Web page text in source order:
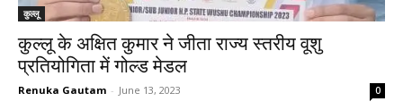
कुल्लू
कुल्लू के अक्षित कुमार ने जीता राज्य स्तरीय वूशु
प्रतियोगिता में गोल्ड मेडल
Renuka Gautam - June 13, 2023 0